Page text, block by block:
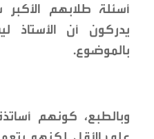
أسئلة طلابهم الأكبر
يدركون أن الأستاذ
بالموضوع.
وبالطبع، كونهم